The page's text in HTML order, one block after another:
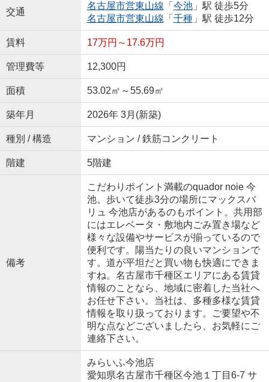
交通
名古屋市営東山線 「 今池」駅 徒歩5分
名古屋市営東山線 「 千種」駅 徒歩12分
賃料 17万円～17.6万円
管理費等 12,300円
面積 53.02㎡～55.69㎡
築年月 2026年 3月(新築)
種別 / 構造 マンション / 鉄筋コンクリート
階建 5階建
備考
こだわりポイント満載のquador noie 今
池。歩いて徒歩3分の場所にマックスバ
リュ 今池店があるのもポイント。共用部
にはエレベータ・敷地内ごみ置き場など
様々な設備やサービスが揃っているので
便利です。陽当たりの良いマンションで
す。道が平坦だと買い物も快適にできま
すね。名古屋市千種区エリアにある賃貸
情報のことなら、地域に密着した当社へ
お任せ下さい。当社は、多種多様な賃貸
情報を取り扱っております。ご要望や不
明な点などございましたら、お気軽にご
連絡下さい。
みらいふ今池店
愛知県名古屋市千種区今池１丁目6-7 サ